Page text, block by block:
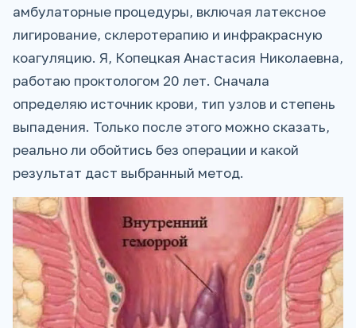
амбулаторные процедуры, включая латексное
лигирование, склеротерапию и инфракрасную
коагуляцию. Я, Копецкая Анастасия Николаевна,
работаю проктологом 20 лет. Сначала
определяю источник крови, тип узлов и степень
выпадения. Только после этого можно сказать,
реально ли обойтись без операции и какой
результат даст выбранный метод.